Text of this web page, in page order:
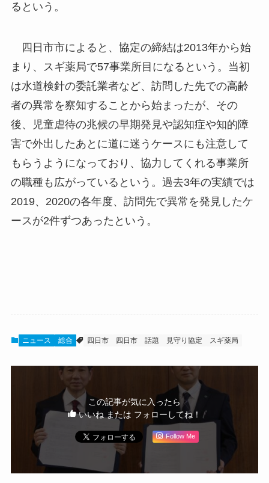
るという。
四日市市によると、協定の締結は2013年から始
まり、スギ薬局で57事業所目になるという。当初
は水道検針の委託業者など、訪問した先での高齢
者の異常を察知することから始まったが、その
後、児童虐待の兆候の早期発見や認知症や知的障
害で外出したあとに道に迷うケースにも注意して
もらうようになっており、協力してくれる事業所
の職種も広がっているという。過去3年の実績では
2019、2020の各年度、訪問先で異常を発見したケ
ースが2件ずつあったという。
ニュース 総合 四日市 四日市 話題 見守り協定 スギ薬局
この記事が気に入ったら
いいね または フォローしてね！
Follow Me